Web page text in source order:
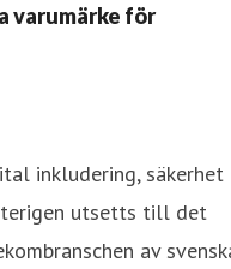
varumärke för
inkludering, säkerhet
utsetts till det
av